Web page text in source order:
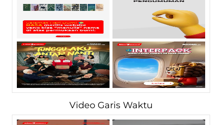
Video Garis Waktu